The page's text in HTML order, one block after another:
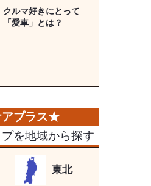
クルマ好きにとって
「愛車」とは？
を地域から探す
東北